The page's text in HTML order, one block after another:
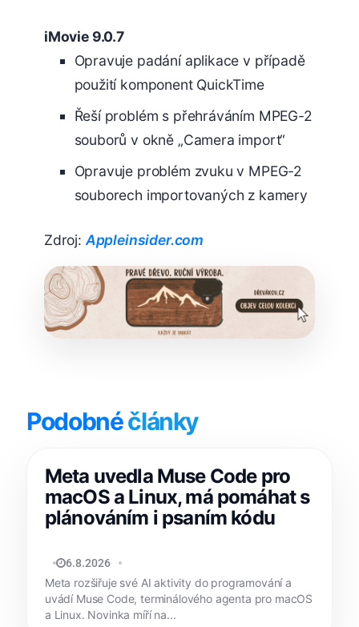
iMovie 9.0.7
Opravuje padání aplikace v případě
použití komponent QuickTime
Řeší problém s přehráváním MPEG-2
souborů v okně „Camera import“
Opravuje problém zvuku v MPEG-2
souborech importovaných z kamery
Zdroj: Appleinsider.com
Podobnéčlánky
Meta uvedla Muse Code pro
macOS a Linux, má pomáhat s
plánováním i psaním kódu
MATYÁŠ KOZÁK
6.8.2026
Meta rozšiřuje své AI aktivity do programování a
uvádí Muse Code, terminálového agenta pro macOS
a Linux. Novinka míří na...